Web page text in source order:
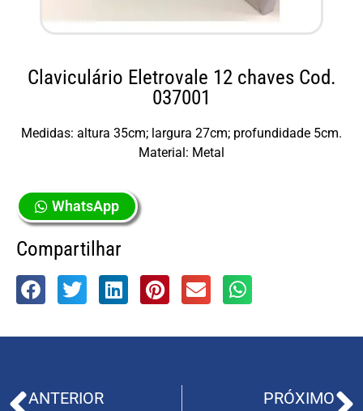
Claviculário Eletrovale 12 chaves Cod.
037001
Medidas: altura 35cm; largura 27cm; profundidade 5cm.
Material: Metal
WhatsApp
Compartilhar
ANTERIOR PRÓXIMO